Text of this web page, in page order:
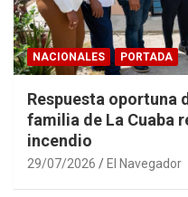
NACIONALES PORTADA
Respuesta oportuna
familia de La Cuaba
incendio
29/07/2026 El Navegador